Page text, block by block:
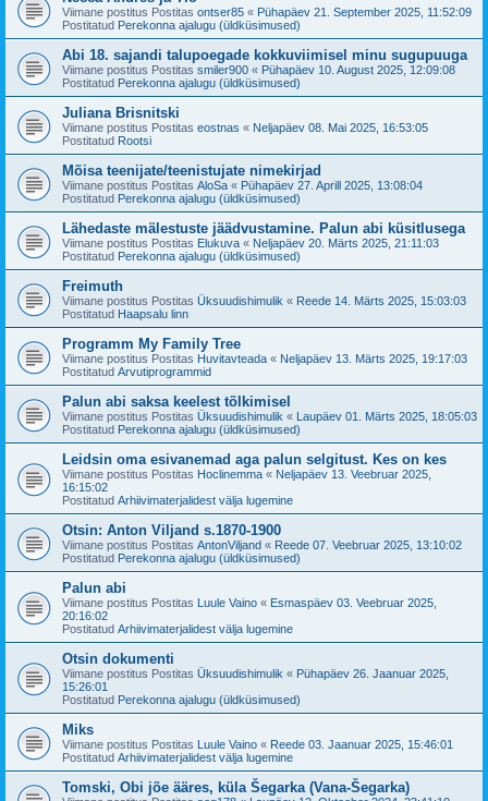
Viimane postitus Postitas ontser85 « Pühapäev 21. September 2025, 11:52:09
Postitatud Perekonna ajalugu (üldküsimused)
Abi 18. sajandi talupoegade kokkuviimisel minu sugupuuga
Viimane postitus Postitas smiler900 « Pühapäev 10. August 2025, 12:09:08
Postitatud Perekonna ajalugu (üldküsimused)
Juliana Brisnitski
Viimane postitus Postitas eostnas « Neljapäev 08. Mai 2025, 16:53:05
Postitatud Rootsi
Mõisa teenijate/teenistujate nimekirjad
Viimane postitus Postitas AloSa « Pühapäev 27. Aprill 2025, 13:08:04
Postitatud Perekonna ajalugu (üldküsimused)
Lähedaste mälestuste jäädvustamine. Palun abi küsitlusega
Viimane postitus Postitas Elukuva « Neljapäev 20. Märts 2025, 21:11:03
Postitatud Perekonna ajalugu (üldküsimused)
Freimuth
Viimane postitus Postitas Üksuudishimulik « Reede 14. Märts 2025, 15:03:03
Postitatud Haapsalu linn
Programm My Family Tree
Viimane postitus Postitas Huvitavteada « Neljapäev 13. Märts 2025, 19:17:03
Postitatud Arvutiprogrammid
Palun abi saksa keelest tõlkimisel
Viimane postitus Postitas Üksuudishimulik « Laupäev 01. Märts 2025, 18:05:03
Postitatud Perekonna ajalugu (üldküsimused)
Leidsin oma esivanemad aga palun selgitust. Kes on kes
Viimane postitus Postitas Hoclinemma « Neljapäev 13. Veebruar 2025,
16:15:02
Postitatud Arhiivimaterjalidest välja lugemine
Otsin: Anton Viljand s.1870-1900
Viimane postitus Postitas AntonViljand « Reede 07. Veebruar 2025, 13:10:02
Postitatud Perekonna ajalugu (üldküsimused)
Palun abi
Viimane postitus Postitas Luule Vaino « Esmaspäev 03. Veebruar 2025,
20:16:02
Postitatud Arhiivimaterjalidest välja lugemine
Otsin dokumenti
Viimane postitus Postitas Üksuudishimulik « Pühapäev 26. Jaanuar 2025,
15:26:01
Postitatud Perekonna ajalugu (üldküsimused)
Miks
Viimane postitus Postitas Luule Vaino « Reede 03. Jaanuar 2025, 15:46:01
Postitatud Arhiivimaterjalidest välja lugemine
Tomski, Obi jõe ääres, küla Šegarka (Vana-Šegarka)